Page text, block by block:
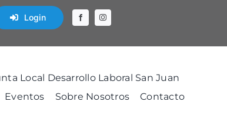
Login
Local Desarrollo Laboral San Juan
Eventos Sobre Nosotros Contacto